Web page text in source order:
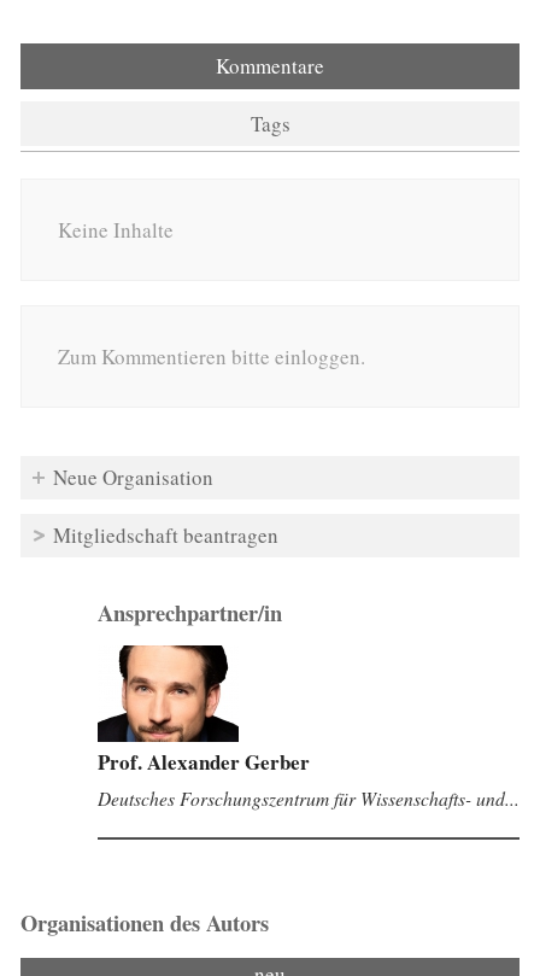
Kommentare
Tags
Keine Inhalte
Zum Kommentieren bitte einloggen.
Neue Organisation
Mitgliedschaft beantragen
Ansprechpartner/in
Prof. Alexander Gerber
Deutsches Forschungszentrum für Wissenschafts- und...
Organisationen des Autors